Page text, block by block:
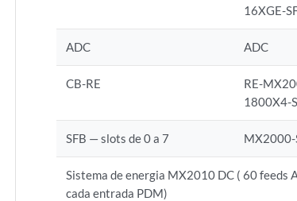
16XGE-
ADC ADC
CB-RE
RE-
1800X4-S
SFB — slots de 0 a 7 MX2000-
Sistema de energia MX2010 DC ( 60 feeds
cada entrada PDM)